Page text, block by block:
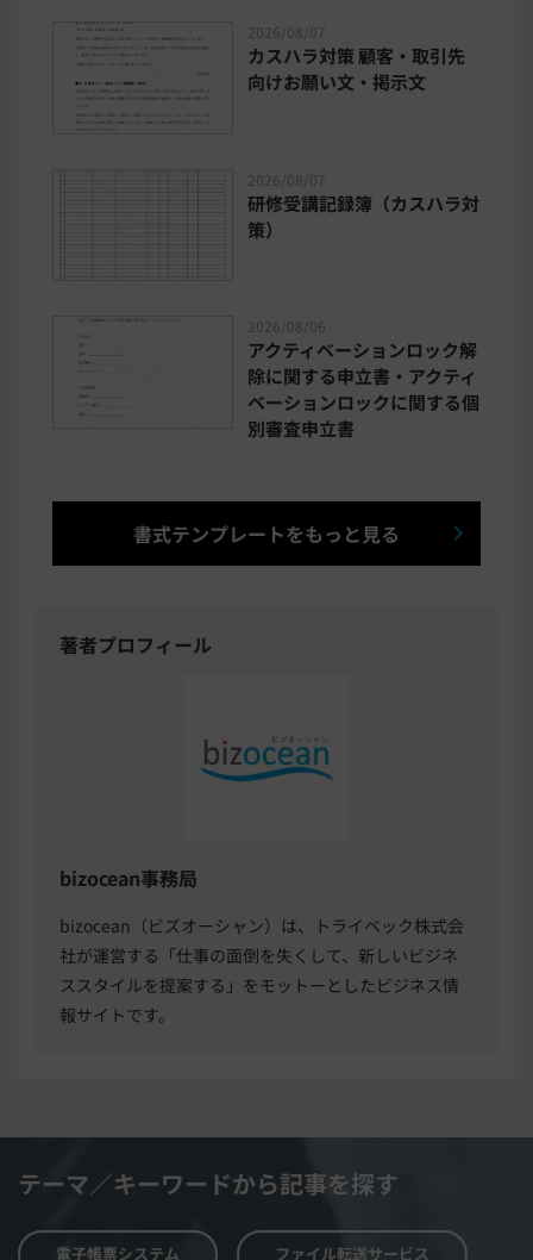
2026/08/07
カスハラ対策 顧客・取引先
向けお願い文・掲示文
2026/08/07
研修受講記録簿（カスハラ対
策）
2026/08/06
アクティベーションロック解
除に関する申立書・アクティ
ベーションロックに関する個
別審査申立書
書式テンプレートをもっと見る
著者プロフィール
bizocean事務局
bizocean（ビズオーシャン）は、トライベック株式会
社が運営する「仕事の面倒を失くして、新しいビジネ
ススタイルを提案する」をモットーとしたビジネス情
報サイトです。
テーマ／キーワードから記事を探す
電子帳票システム ファイル転送サービス